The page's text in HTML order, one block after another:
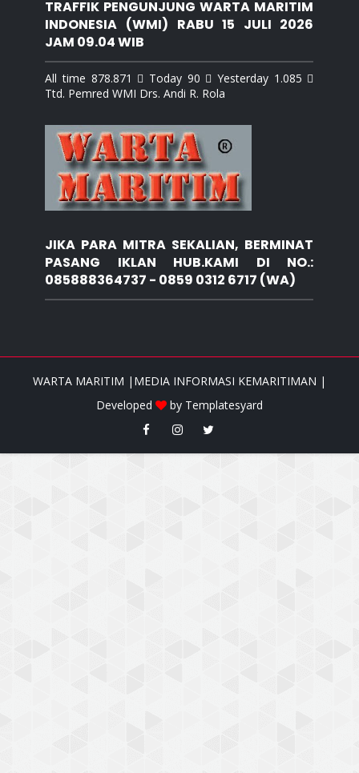
TRAFFIK PENGUNJUNG WARTA MARITIM
INDONESIA (WMI) RABU 15 JULI 2026
JAM 09.04 WIB
All time 878.871  Today 90  Yesterday 1.085 
Ttd. Pemred WMI Drs. Andi R. Rola
JIKA PARA MITRA SEKALIAN, BERMINAT
PASANG IKLAN HUB.KAMI DI NO.:
085888364737 - 0859 0312 6717 (WA)
WARTA MARITIM |MEDIA INFORMASI KEMARITIMAN |
Developed
by Templatesyard